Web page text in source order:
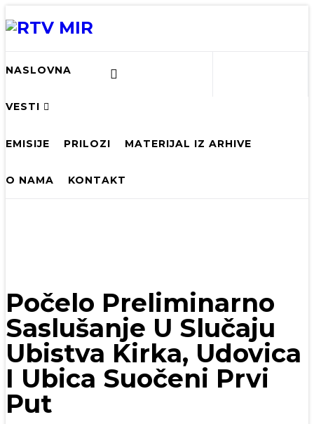
NASLOVNA
VESTI
EMISIJE PRILOZI MATERIJAL IZ ARHIVE
O NAMA KONTAKT
Počelo Preliminarno
Saslušanje U Slučaju
Ubistva Kirka, Udovica
I Ubica Suočeni Prvi
Put